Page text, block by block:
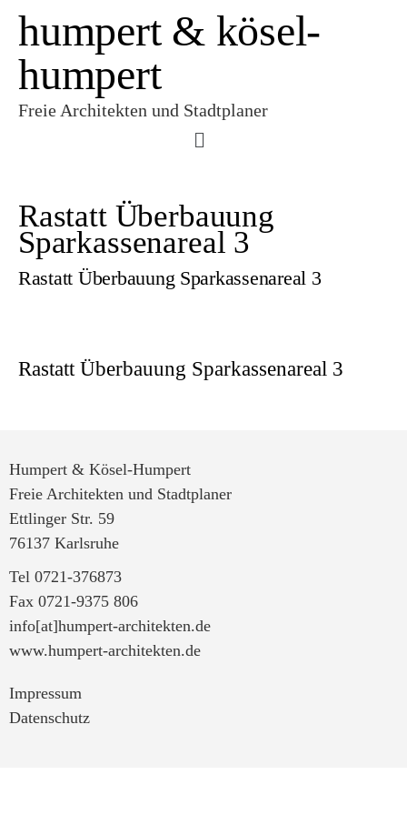
humpert & kösel-
humpert
Freie Architekten und Stadtplaner
Rastatt Überbauung
Sparkassenareal 3
Rastatt Überbauung Sparkassenareal 3
Rastatt Überbauung Sparkassenareal 3
Humpert & Kösel-Humpert
Freie Architekten und Stadtplaner
Ettlinger Str. 59
76137 Karlsruhe
Tel 0721-376873
Fax 0721-9375 806
info[at]humpert-architekten.de
www.humpert-architekten.de
Impressum
Datenschutz